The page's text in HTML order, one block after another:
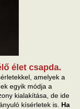
élet csapda.
amelyek a
egyik módja a
kialakítása, de ide
kísérletek is. Ha